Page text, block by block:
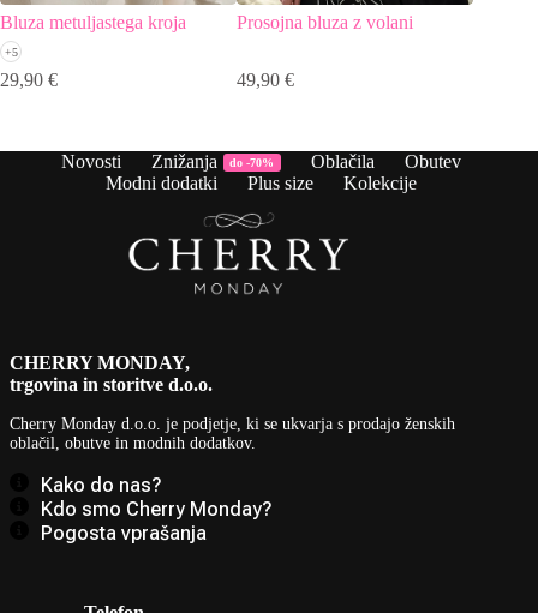
Bluza metuljastega kroja
+5
29,90 €
Prosojna bluza z volani
49,90€
Novosti Znižanja do -70% Oblačila
Obutev
Modni dodatki
Plus size Kolekcije
CHERRY MONDAY,
trgovina in storitve d.o.o.
Cherry Monday d.o.o. je podjetje, ki se ukvarja s prodajo ženskih
oblačil, obutve in modnih dodatkov.
Kako do nas?
Kdo smo Cherry Monday?
Pogosta vprašanja